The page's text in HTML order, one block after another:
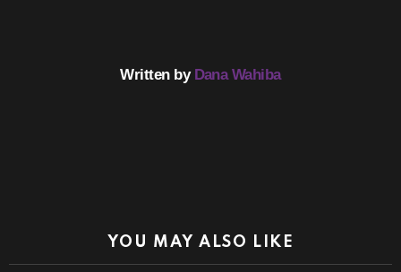
Written by Dana Wahiba
YOU MAY ALSO LIKE